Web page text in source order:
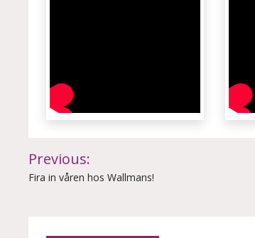
Inläggsnavigering
Previous:
Fira in våren hos Wallmans!